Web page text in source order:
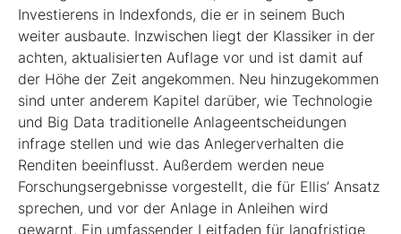
Investierens in Indexfonds, die er in seinem Buch
weiter ausbaute. Inzwischen liegt der Klassiker in der
achten, aktualisierten Auflage vor und ist damit auf
der Höhe der Zeit angekommen. Neu hinzugekommen
sind unter anderem Kapitel darüber, wie Technologie
und Big Data traditionelle Anlageentscheidungen
infrage stellen und wie das Anlegerverhalten die
Renditen beeinflusst. Außerdem werden neue
Forschungsergebnisse vorgestellt, die für Ellis’ Ansatz
sprechen, und vor der Anlage in Anleihen wird
gewarnt. Ein umfassender Leitfaden für langfristige